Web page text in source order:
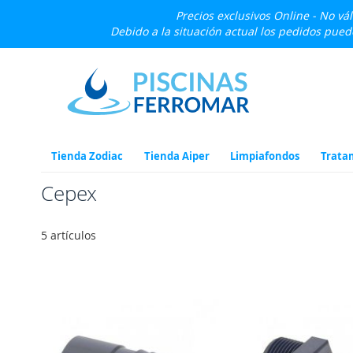
Precios exclusivos Online - No
Debido a la situación actual los pedidos
Ir
contenido
Tienda Zodiac Tienda Aiper Limpiafondos
Cepex
5 artículos